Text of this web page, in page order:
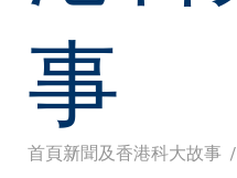
事
首頁新聞及香港科大故事